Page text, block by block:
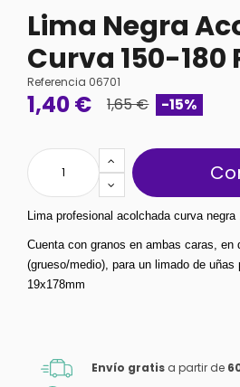
Lima Negra
Curva 150-180
Referencia 06701
1,40 € 1,65 € -15%
Lima profesional acolchada curva negra
Cuenta con granos en ambas caras, en
(grueso/medio), para un limado de uñas
19x178mm
Envío gratis a partir de